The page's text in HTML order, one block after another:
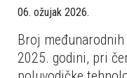
06. ožujak 2026.
Broj
2025. godini, pri